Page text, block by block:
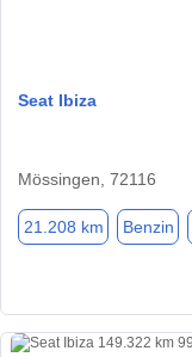
Seat Ibiza
Mössingen, 72116
21.208 km Benzin